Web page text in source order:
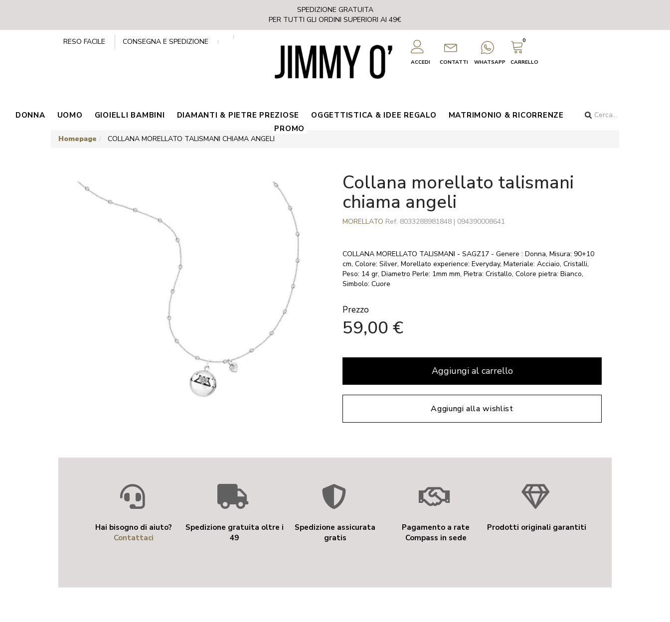
SPEDIZIONE GRATUITA
PER TUTTI GLI ORDINI SUPERIORI AI 49€
RESO FACILE CONSEGNA E SPEDIZIONE
CARRELLO
0
ACCEDI CONTATTI WHATSAPP
DONNA UOMO GIOIELLI BAMBINI DIAMANTI & PIETRE PREZIOSE OGGETTISTICA & IDEE REGALO
MATRIMONIO & RICORRENZE
PROMO
Homepage COLLANA MORELLATO TALISMANI CHIAMA ANGELI
collana morellato talismani
chiama angeli
MORELLATO Ref. 8033288981848 | 094390008641
COLLANA MORELLATO TALISMANI - SAGZ17 - Genere : Donna, Misura: 90+10
cm, Colore: Silver, Morellato experience: Everyday, Materiale: Acciaio, Cristalli,
Peso: 14 gr, Diametro Perle: 1mm mm, Pietra: Cristallo, Colore pietra: Bianco,
Simbolo: Cuore
Prezzo
59,00 €
Aggiungi al carrello
Aggiungi alla wishlist
Hai bisogno di aiuto?
Contattaci
Spedizione gratuita oltre i
49
Spedizione assicurata
gratis
Pagamento a rate
Compass in sede
Prodotti originali garantiti